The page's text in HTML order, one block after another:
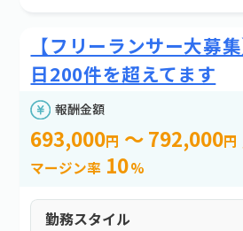
【フリーランサー大募
日200件を超えてます
報酬金額
693,000円 ～ 792,000円
マージン率 10%
勤務スタイル